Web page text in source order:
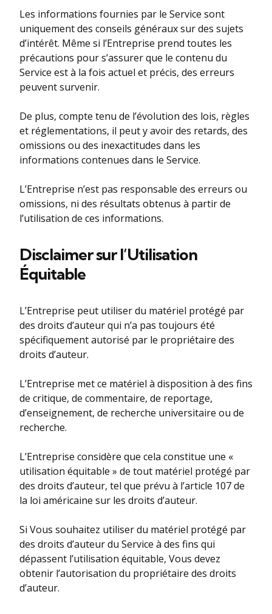
Les informations fournies par le Service sont
uniquement des conseils généraux sur des sujets
d’intérêt. Même si l’Entreprise prend toutes les
précautions pour s’assurer que le contenu du
Service est à la fois actuel et précis, des erreurs
peuvent survenir.
De plus, compte tenu de l’évolution des lois, règles
et réglementations, il peut y avoir des retards, des
omissions ou des inexactitudes dans les
informations contenues dans le Service.
L’Entreprise n’est pas responsable des erreurs ou
omissions, ni des résultats obtenus à partir de
l’utilisation de ces informations.
Disclaimer sur l’Utilisation
Équitable
L’Entreprise peut utiliser du matériel protégé par
des droits d’auteur qui n’a pas toujours été
spécifiquement autorisé par le propriétaire des
droits d’auteur.
L’Entreprise met ce matériel à disposition à des fins
de critique, de commentaire, de reportage,
d’enseignement, de recherche universitaire ou de
recherche.
L’Entreprise considère que cela constitue une «
utilisation équitable » de tout matériel protégé par
des droits d’auteur, tel que prévu à l’article 107 de
la loi américaine sur les droits d’auteur.
Si Vous souhaitez utiliser du matériel protégé par
des droits d’auteur du Service à des fins qui
dépassent l’utilisation équitable, Vous devez
obtenir l’autorisation du propriétaire des droits
d’auteur.